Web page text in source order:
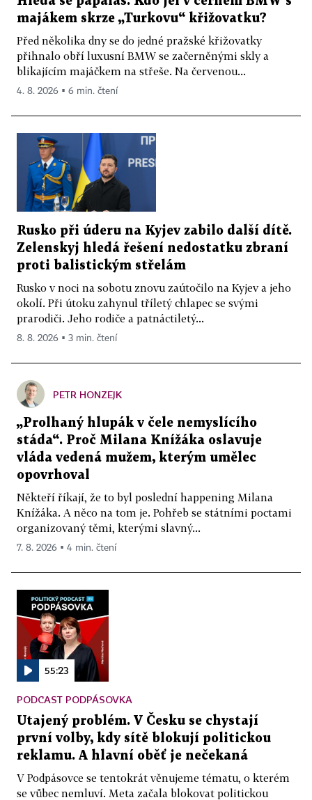
majákem skrze „Turkovu“ křižovatku?
Před několika dny se do jedné pražské křižovatky
přihnalo obří luxusní BMW se začerněnými skly a
blikajícím majáčkem na střeše. Na červenou...
4. 8. 2026 ▪ 6 min. čtení
Rusko při úderu na Kyjev zabilo další dítě.
Zelenskyj hledá řešení nedostatku zbraní
proti balistickým střelám
Rusko v noci na sobotu znovu zaútočilo na Kyjev a jeho
okolí. Při útoku zahynul tříletý chlapec se svými
prarodiči. Jeho rodiče a patnáctiletý...
8. 8. 2026 ▪ 3 min. čtení
PETR HONZEJK
„Prolhaný hlupák v čele nemyslícího
stáda“. Proč Milana Knížáka oslavuje
vláda vedená mužem, kterým umělec
opovrhoval
Někteří říkají, že to byl poslední happening Milana
Knížáka. A něco na tom je. Pohřeb se státními poctami
organizovaný těmi, kterými slavný...
7. 8. 2026 ▪ 4 min. čtení
55:23
PODCAST PODPÁSOVKA
Utajený problém. V Česku se chystají
první volby, kdy sítě blokují politickou
reklamu. A hlavní oběť je nečekaná
V Podpásovce se tentokrát věnujeme tématu, o kterém
se vůbec nemluví. Meta začala blokovat politickou